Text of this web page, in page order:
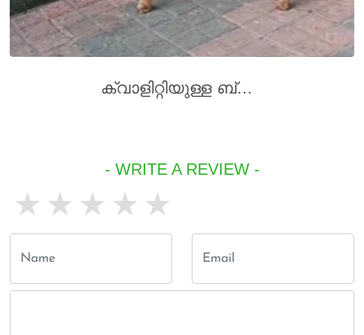
ക്വാളിറ്റിയുള്ള ബ്രീഡ് പെൺകുട്ടി
- WRITE A REVIEW -
4 stars
3 stars
2 stars
1 star